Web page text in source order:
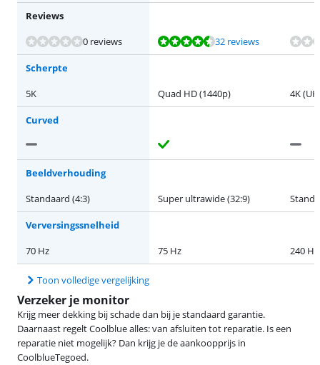
Reviews
0 reviews
Beoordeling is 8,8 van de 10, gebaseerd op 32 reviews.32 reviews
Beoordeling is 9,5 van de 10, gebaseerd op 7 reviews.
Beoordeling is 9,2 van de 10, gebaseerd op 69 reviews.
Scherpte
5K
Quad HD (1440p) 4K
Curved
Beeldverhouding
Standaard (4:3)
Super ultrawide (32:9)
Verversingssnelheid
70 Hz
75 Hz 240 Hz
Toon volledige vergelijking
Verzeker je monitor
Krijg meer dekking bij schade dan bij je standaard garantie.
Daarnaast regelt Coolblue alles: van afsluiten tot reparatie. Is een
reparatie niet mogelijk? Dan krijg je de aankoopprijs in
CoolblueTegoed.